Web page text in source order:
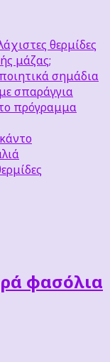
θερμίδες
μάζας;
σημάδια
σπαράγγια
πρόγραμμα
φασόλια